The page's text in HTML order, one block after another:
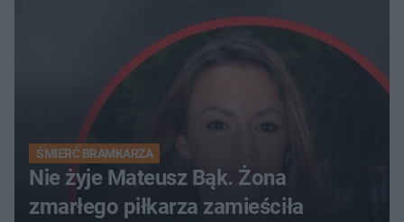
ŚMIERĆ BRAMKARZA
Nie żyje Mateusz Bąk. Żona
zmarłego piłkarza zamieściła